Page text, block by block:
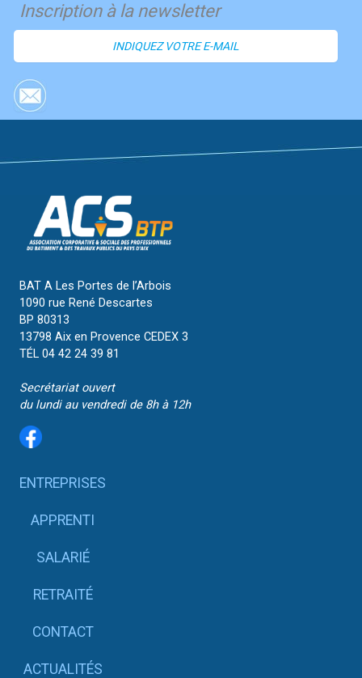
Inscription à la newsletter
BAT A Les Portes de l’Arbois
1090 rue René Descartes
BP 80313
13798 Aix en Provence CEDEX 3
TÉL 04 42 24 39 81
Secrétariat ouvert
du lundi au vendredi de 8h à 12h
ENTREPRISES
APPRENTI
SALARIÉ
RETRAITÉ
CONTACT
ACTUALITÉS